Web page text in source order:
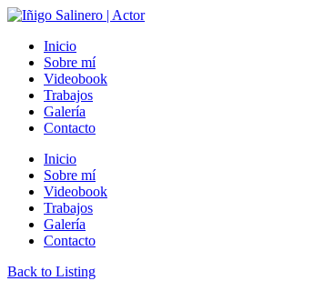
Inicio
Sobre mí
Videobook
Trabajos
Galería
Contacto
Inicio
Sobre mí
Videobook
Trabajos
Galería
Contacto
Back to Listing